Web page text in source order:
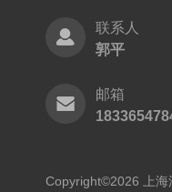
联系人
郭平
邮箱
Copyright©2026 上